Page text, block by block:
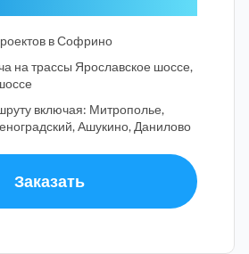
в Софрино
на трассы Ярославское шоссе,
включая: Митрополье,
Ашукино, Данилово
Заказать